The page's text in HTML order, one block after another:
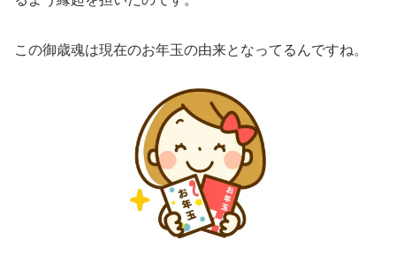
この御歳魂は現在のお年玉の由来となってるんですね。